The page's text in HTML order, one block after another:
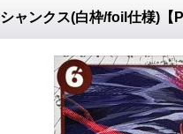
シャンクス(白枠/foil仕様)【